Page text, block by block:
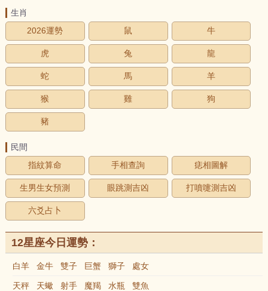
生肖
2026運勢
鼠 牛
虎 兔 龍
蛇 馬 羊
猴 雞 狗
豬
民間
指紋算命
手相查詢 痣相圖解
生男生女預測 眼跳測吉凶 打噴嚏測吉凶
六爻占卜
12星座今日運勢：
白羊 金牛 雙子 巨蟹 獅子 處女
天秤 天蠍 射手 魔羯 水瓶 雙魚